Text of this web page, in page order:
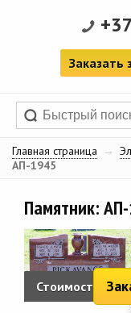
Заказать
Главная страница →
АП-1945
Памятник:
Стоимость: